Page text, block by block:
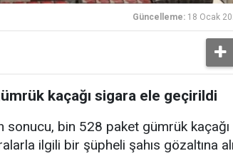
Güncelleme: 18 Ocak
kaçağı sigara ele geçirildi
sonucu, bin 528 paket gümrük
ilgili bir şüpheli şahıs gözaltına